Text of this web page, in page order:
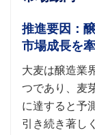
推進要因：
市場成長を牽
大麦は醸造業
つであり、麦
に達すると予
引き続き著し